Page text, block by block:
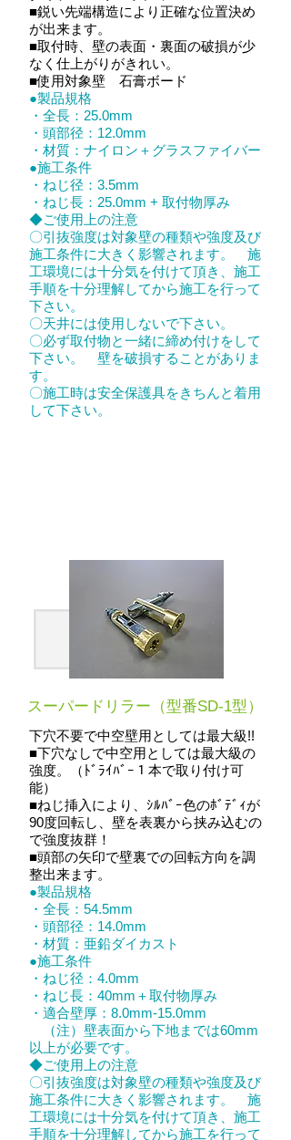
■鋭い先端構造により正確な位置決め
が出来ます。
■取付時、壁の表面・裏面の破損が少
なく仕上がりがきれい。
■使用対象壁 石膏ボード
●製品規格
・全長：25.0mm
・頭部径：12.0mm
・材質：ナイロン＋グラスファイバー
●施工条件
・ねじ径：3.5mm
・ねじ長：25.0mm + 取付物厚み
◆ご使用上の注意
〇引抜強度は対象壁の種類や強度及び
施工条件に大きく影響されます。 施
工環境には十分気を付けて頂き、施工
手順を十分理解してから施工を行って
下さい。
〇天井には使用しないで下さい。
〇必ず取付物と一緒に締め付けをして
下さい。 壁を破損することがありま
す。
〇施工時は安全保護具をきちんと着用
して下さい。
スーパードリラー（型番SD-1型）
下穴不要で中空壁用としては最大級!!
■下穴なしで中空用としては最大級の
強度。（ﾄﾞﾗｲﾊﾞｰ１本で取り付け可
能）
■ねじ挿入により、ｼﾙﾊﾞｰ色のﾎﾞﾃﾞｨが
90度回転し、壁を表裏から挟み込むの
で強度抜群！
■頭部の矢印で壁裏での回転方向を調
整出来ます。
●製品規格
・全長：54.5mm
・頭部径：14.0mm
・材質：亜鉛ダイカスト
●施工条件
・ねじ径：4.0mm
・ねじ長：40mm＋取付物厚み
・適合壁厚：8.0mm-15.0mm
（注）壁表面から下地までは60mm
以上が必要です。
◆ご使用上の注意
〇引抜強度は対象壁の種類や強度及び
施工条件に大きく影響されます。 施
工環境には十分気を付けて頂き、施工
手順を十分理解してから施工を行って